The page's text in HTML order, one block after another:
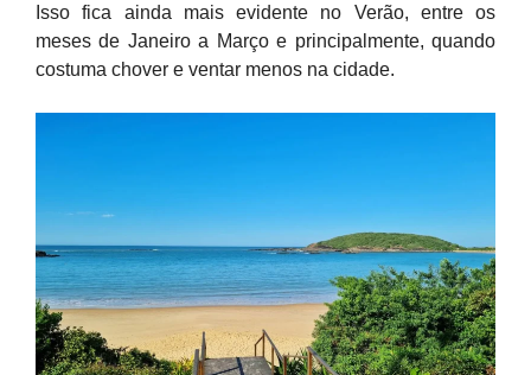
Isso fica ainda mais evidente no Verão, entre os
meses de Janeiro a Março e principalmente, quando
costuma chover e ventar menos na cidade.